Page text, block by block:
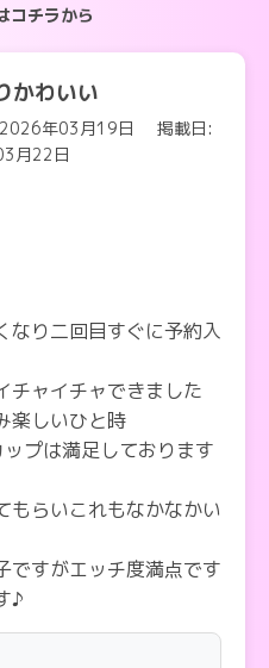
コチラから
かわいい
年03月19日
掲載日:
月22日
なり二回目すぐに予約入
チャイチャできました
楽しいひと時
プは満足しております
もらいこれもなかなかい
ですがエッチ度満点です
♪